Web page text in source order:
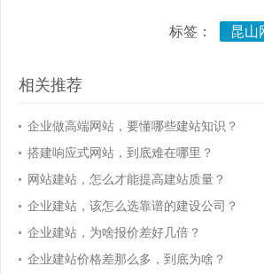
标签： 昆山
相关推荐
企业做高端网站，要懂哪些建站知识？
搭建响应式网站，到底难在哪里？
网站建站，怎么才能提高建站质量？
企业建站，该怎么选靠谱的建设公司？
企业建站，为啥报价差好几倍？
企业建站价格差那么多，到底为啥？